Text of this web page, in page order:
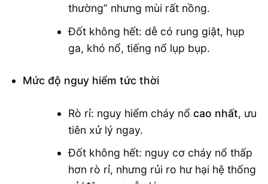
thường” nhưng mùi rất nồng.
Đốt không hết: dễ có rung giật, hụp
ga, khó nổ, tiếng nổ lụp bụp.
Mức độ nguy hiểm tức thời
Rò rỉ: nguy hiểm cháy nổ cao nhất, ưu
tiên xử lý ngay.
Đốt không hết: nguy cơ cháy nổ thấp
hơn rò rỉ, nhưng rủi ro hư hại hệ thống